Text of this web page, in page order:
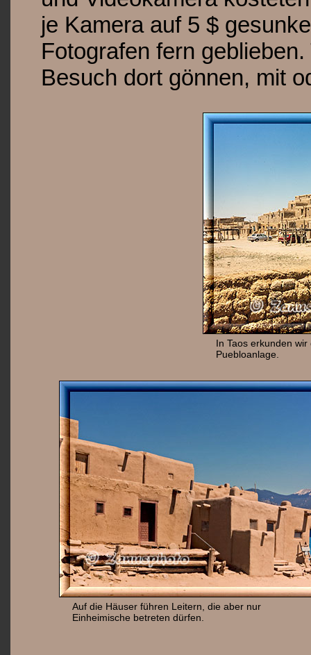
je Kamera auf 5 $
Fotografen fern
Besuch dort gönnen, mit
In Taos erkunden
Puebloanlage.
Auf die Häuser führen Leitern, die aber nur
Einheimische betreten dürfen.